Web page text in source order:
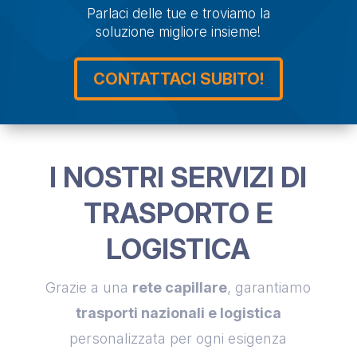
Parlaci delle tue e troviamo la
soluzione migliore insieme!
CONTATTACI SUBITO!
I NOSTRI SERVIZI DI
TRASPORTO E
LOGISTICA
Grazie a una rete capillare, garantiamo
trasporti nazionali e logistica
personalizzata per ogni esigenza